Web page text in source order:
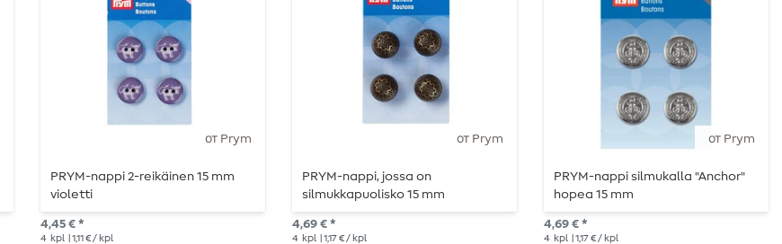
от Prym
PRYM-nappi 2-reikäinen 15 mm
violetti
4,45 € *
4 kpl | 1,11 € / kpl
от Prym
PRYM-nappi, jossa on
silmukkapuolisko 15 mm
musta/pronssi
4,69 € *
4 kpl | 1,17 € / kpl
от Prym
PRYM-nappi silmukalla "Anchor"
hopea 15 mm
4,69 € *
4 kpl | 1,17 € / kpl